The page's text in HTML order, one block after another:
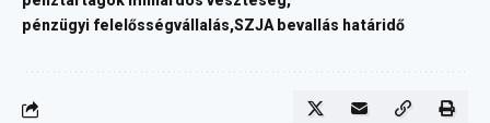
pénzügyi felelősségvállalás SZJA bevallás határidő